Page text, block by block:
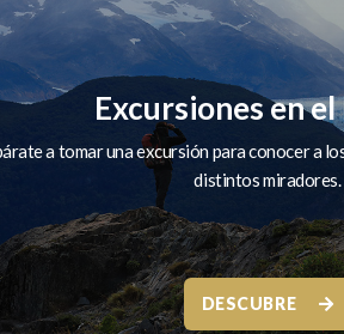
Excursiones en
a tomar una excursión para conocer a
distintos miradores.
DESCUBRE